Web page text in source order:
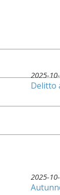
2025-
Delitto
2025-